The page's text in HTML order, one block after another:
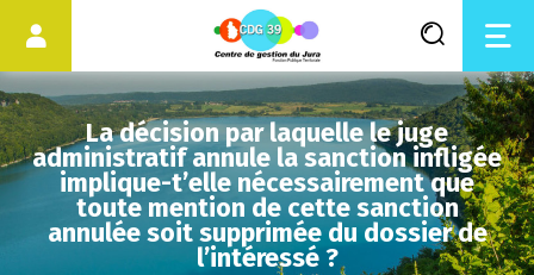
La décision par laquelle le juge
administratif annule la sanction infligée
implique-t’elle nécessairement que
toute mention de cette sanction
annulée soit supprimée du dossier de
l’intéressé ?